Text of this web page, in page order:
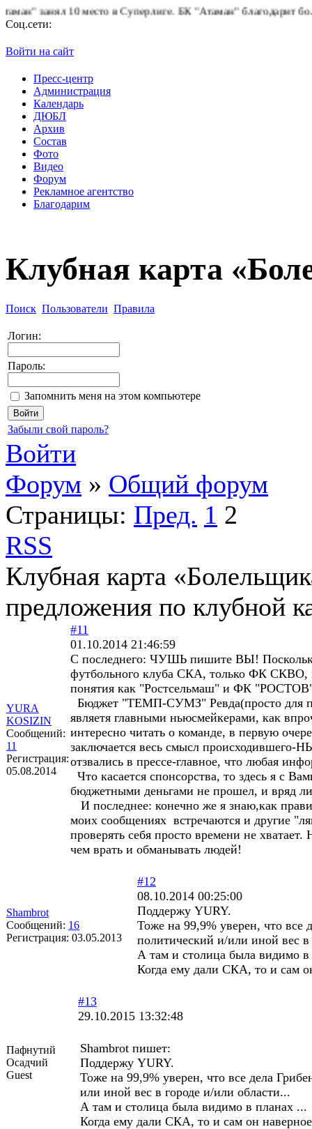
10 место в Суперлиге.БК "Атаман" благодарит
Соц.сети:
Войти на сайт
Пресс-центр
Администрация
Календарь
ДЮБЛ
Архив
Состав
Фото
Видео
Форум
Рекламное агентство
Благодарим
Клубная карта
Поиск Пользователи Правила
Логин:
Пароль:
Запомнить меня на этом компьютере
Забыли свой пароль?
Войти
Форум » Общий форум
Страницы: Пред. 1 2
RSS
Клубная карта
предложения по клубной
YURA
KOSIZIN
Сообщений:
11
Регистрация:
05.08.2014
#11
01.10.2014 21:46:59
С последнего: ЧУШЬ пишите ВЫ!
футбольного клуба СКА, только ФК СКВО,
понятия как "Ростсельмаш" и ФК
Бюджет "ТЕМП-СУМЗ" Ревда(просто для
являетя главными ньюсмейкерами, как
интересно читать о команде, в первую
заключается весь смысл
отзвались в прессе-главное, что любая
Что касается спонсорства, то здесь я с
бюджетными деньгами не прошел, и вряд
И последнее: конечно же я знаю,как
моих сообщениях встречаются и другие
проверять себя просто времени не
чем врать и обманывать людей!
Shambrot
Сообщений: 16
Регистрация: 03.05.2013
#12
08.10.2014 00:25:00
Поддержу YURY.
Тоже на 99,9% уверен, что все
политический и/или иной вес
А там и столица была видимо в
Когда ему дали СКА, то и сам
Пафнутий
Осадчий
Guest
#13
29.10.2015 13:32:48
Shambrot пишет:
Поддержу YURY.
Тоже на 99,9% уверен, что все дела
или иной вес в городе и/или области...
А там и столица была видимо в планах ...
Когда ему дали СКА, то и сам он